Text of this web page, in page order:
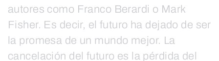
autores como Franco Berardi o Mark
Fisher. Es decir, el futuro ha dejado de ser
la promesa de un mundo mejor. La
cancelación del futuro es la pérdida del